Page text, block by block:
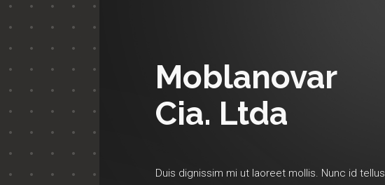
Moblanovar
Cia. Ltda
Duis dignissim mi ut laoreet mollis. Nunc id tellus